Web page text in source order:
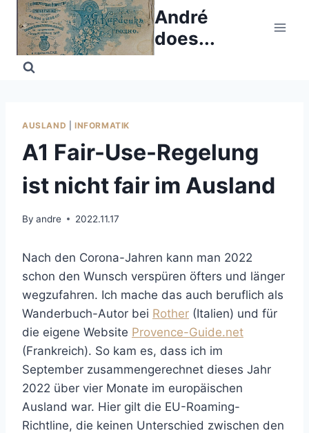
Skip
content
André
does...
AUSLAND INFORMATIK
A1 Fair-Use-Regelung
ist nicht fair im Ausland
By andre 2022.11.17
Nach den Corona-Jahren kann man 2022
schon den Wunsch verspüren öfters und länger
wegzufahren. Ich mache das auch beruflich als
Wanderbuch-Autor bei Rother (Italien) und für
die eigene Website Provence-Guide.net
(Frankreich). So kam es, dass ich im
September zusammengerechnet dieses Jahr
2022 über vier Monate im europäischen
Ausland war. Hier gilt die EU-Roaming-
Richtline, die keinen Unterschied zwischen den